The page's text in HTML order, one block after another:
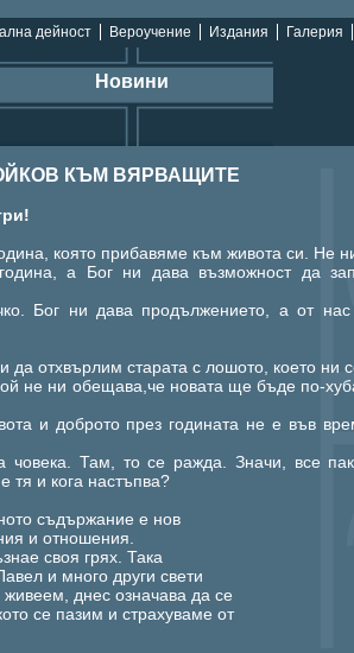
дейност Вероучение Издания Галерия
Новини
КЪМ ВЯРВАЩИТЕ
която прибавяме към живота си. Не
а Бог ни дава възможност да
Бог ни дава продължението, а от нас
да отхвърлим старата с лошото, което ни
не ни обещава,че новата ще бъде по-
и доброто през годината не е във
човека. Там, то се ражда. Значи, все
тя и кога настъпва?
съдържание е нов
и отношения.
своя грях. Така
и много други свети
живеем, днес означава да се
се пазим и страхуваме от